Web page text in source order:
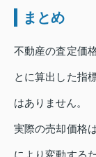
まとめ
不動産の査定価
とに算出した指
はありません。
実際の売却価格
により変動する